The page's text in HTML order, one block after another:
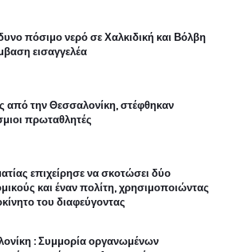
πόσιμο νερό σε Χαλκιδική και Βόλβη
εισαγγελέα
από την Θεσσαλονίκη, στέφθηκαν
πρωταθλητές
επιχείρησε να σκοτώσει δύο
και έναν πολίτη, χρησιμοποιώντας
του διαφεύγοντας
: Συμμορία οργανωμένων